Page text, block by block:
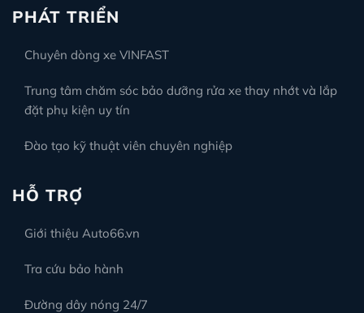
PHÁT TRIỂN
Chuyên dòng xe VINFAST
Trung tâm chăm sóc bảo dưỡng rửa xe thay nhớt và lắp
đặt phụ kiện uy tín
Đào tạo kỹ thuật viên chuyên nghiệp
HỖ TRỢ
Giới thiệu Auto66.vn
Tra cứu bảo hành
Đường dây nóng 24/7